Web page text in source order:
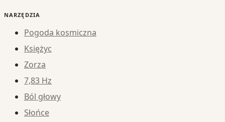
NARZĘDZIA
Pogoda kosmiczna
Księżyc
Zorza
7,83 Hz
Ból głowy
Słońce